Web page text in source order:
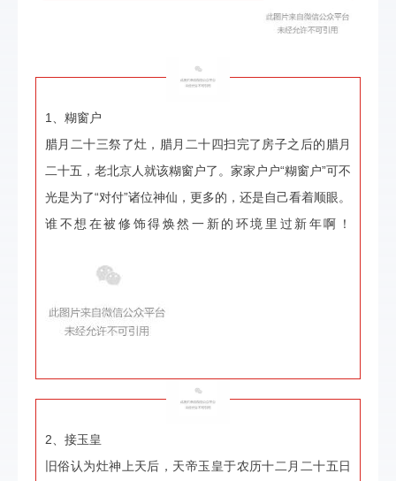
1、糊窗户
腊月二十三祭了灶，腊月二十四扫完了房子之后的腊月
二十五，老北京人就该糊窗户了。家家户户“糊窗户”可不
光是为了“对付”诸位神仙，更多的，还是自己看着顺眼。
谁不想在被修饰得焕然一新的环境里过新年啊！
2、接玉皇
旧俗认为灶神上天后，天帝玉皇于农历十二月二十五日